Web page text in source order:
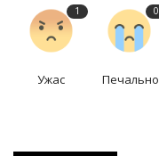
1
Ужас
0
Печально